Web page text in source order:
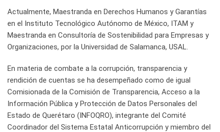
Actualmente, Maestranda en Derechos Humanos y Garantías
en el Instituto Tecnológico Autónomo de México, ITAM y
Maestranda en Consultoría de Sostenibilidad para Empresas y
Organizaciones, por la Universidad de Salamanca, USAL.
En materia de combate a la corrupción, transparencia y
rendición de cuentas se ha desempeñado como de igual
Comisionada de la Comisión de Transparencia, Acceso a la
Información Pública y Protección de Datos Personales del
Estado de Querétaro (INFOQRO), integrante del Comité
Coordinador del Sistema Estatal Anticorrupción y miembro del